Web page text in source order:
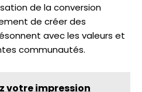
de la conversion
de créer des
avec les valeurs et
communautés.
votre impression